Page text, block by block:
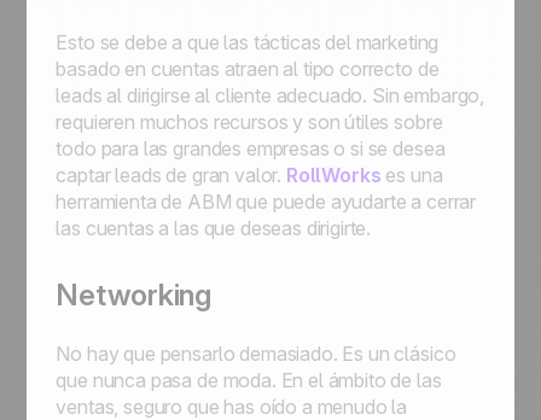
Esto se debe a que las tácticas del marketing
basado en cuentas atraen al tipo correcto de
leads al dirigirse al cliente adecuado. Sin embargo,
requieren muchos recursos y son útiles sobre
todo para las grandes empresas o si se desea
captar leads de gran valor. RollWorks es una
herramienta de ABM que puede ayudarte a cerrar
las cuentas a las que deseas dirigirte.
Networking
No hay que pensarlo demasiado. Es un clásico
que nunca pasa de moda. En el ámbito de las
ventas, seguro que has oído a menudo la